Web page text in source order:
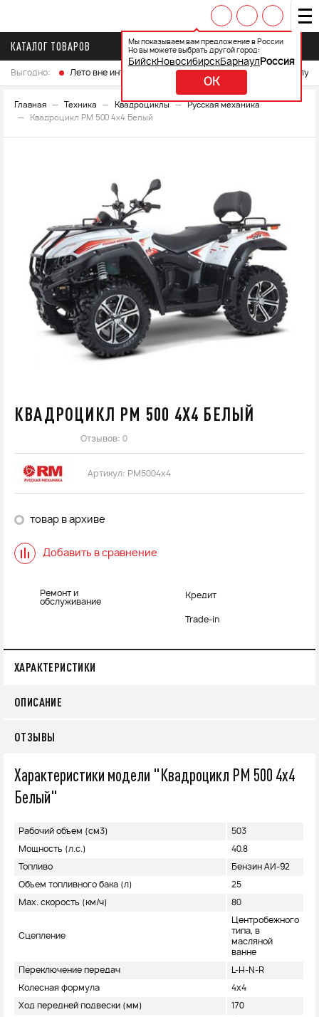
Мы показываем вам предложение в России
Но вы можете выбрать другой город:
БийскНовосибирскБарнаул Россия
OK
КАТАЛОГ ТОВАРОВ
Выгодно: Лето вне интренета Выберите свой мотоцикл и
Главная Техника Квадроциклы
Русская механика
Квадроцикл РМ 500 4х4 Белый
КВАДРОЦИКЛ РМ 500 4Х4 БЕЛЫЙ
Отзывов: 0
Артикул: РМ5004х4
товар в архиве
Добавить в сравнение
Ремонт и
обслуживание
Кредит
Trade-in
ХАРАКТЕРИСТИКИ
ОПИСАНИЕ
ОТЗЫВЫ
Характеристики модели "Квадроцикл РМ 500 4х4
Белый"
Рабочий объем (см3) 503
Мощность (л.с.) 40.8
Топливо Бензин АИ-92
Объем топливного бака (л) 25
Max. скорость (км/ч) 80
Сцепление
Центробежного
типа, в
масляной
ванне
Переключение передач L-H-N-R
Колесная формула 4х4
Ход передней подвески (мм) 170